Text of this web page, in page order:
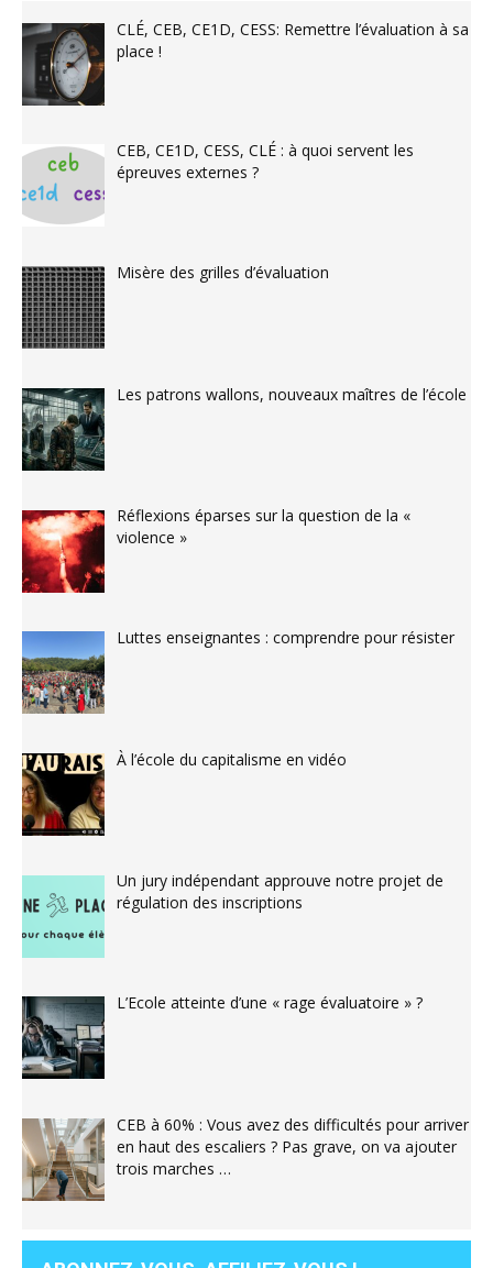
CLÉ, CEB, CE1D, CESS: Remettre l’évaluation à sa
place !
CEB, CE1D, CESS, CLÉ : à quoi servent les
épreuves externes ?
Misère des grilles d’évaluation
Les patrons wallons, nouveaux maîtres de l’école
Réflexions éparses sur la question de la «
violence »
Luttes enseignantes : comprendre pour résister
À l’école du capitalisme en vidéo
Un jury indépendant approuve notre projet de
régulation des inscriptions
L’Ecole atteinte d’une « rage évaluatoire » ?
CEB à 60% : Vous avez des difficultés pour arriver
en haut des escaliers ? Pas grave, on va ajouter
trois marches …